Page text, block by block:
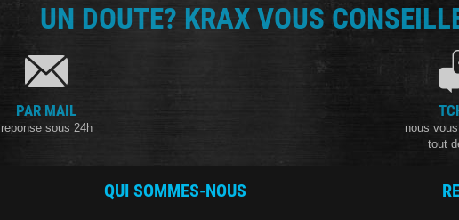
UN DOUTE? KRAX VOUS
PAR MAIL
reponse sous 24h
nous
tout
QUI SOMMES-NOUS